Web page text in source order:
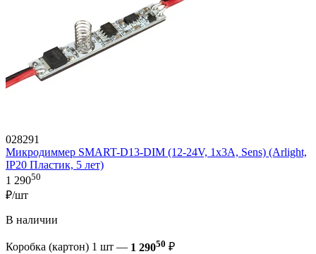
028291
Микродиммер SMART-D13-DIM (12-24V, 1x3A, Sens) (Arlight,
IP20 Пластик, 5 лет)
1 29050
₽/шт
В наличии
Коробка (картон) 1 шт — 1 29050 ₽